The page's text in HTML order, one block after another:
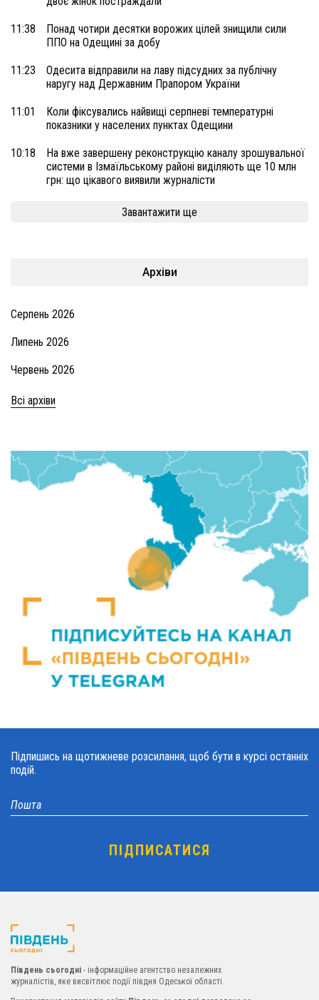
11:38
Понад чотири десятки ворожих цілей знищили сили
ППО на Одещині за добу
11:23
Одесита відправили на лаву підсудних за публічну
наругу над Державним Прапором України
11:01
Коли фіксувались найвищі серпневі температурні
показники у населених пунктах Одещини
10:18
На вже завершену реконструкцію каналу зрошувальної
системи в Ізмаїльському районі виділяють ще 10 млн
грн: що цікавого виявили журналісти
Завантажити ще
Архіви
Серпень 2026
Липень 2026
Червень 2026
Всі архіви
Підпишись на щотижневе розсилання, щоб бути в курсі останніх
подій.
Південь сьогодні - інформаційне агентство незалежних
журналістів, яке висвітлює події півдня Одеської області.